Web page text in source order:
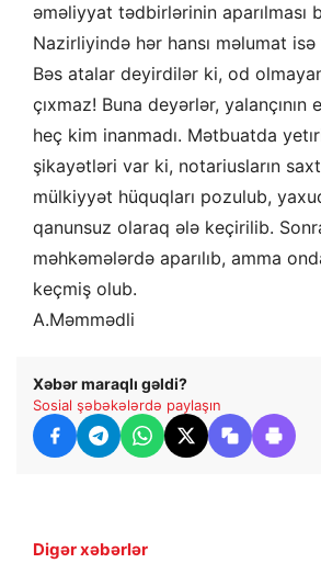
əməliyyat tədbirlərinin aparılması
Nazirliyində hər hansı məlumat
Bəs atalar deyirdilər ki, od
çıxmaz! Buna deyərlər, yalançının
heç kim inanmadı. Mətbuatda
şikayətləri var ki, notariusların
mülkiyyət hüquqları pozulub,
qanunsuz olaraq ələ keçirilib.
məhkəmələrdə aparılıb, amma
keçmiş olub.
A.Məmmədli
Xəbər maraqlı gəldi?
Sosial şəbəkələrdə paylaşın
Digər xəbərlər